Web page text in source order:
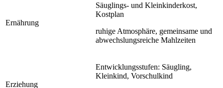
Ernährung
Säuglings- und Kleinkinderkost,
Kostplan
ruhige Atmosphäre, gemeinsame und
abwechslungsreiche Mahlzeiten
Erziehung
Entwicklungsstufen: Säugling,
Kleinkind, Vorschulkind